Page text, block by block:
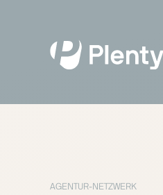
AGENTUR-NETZWERK